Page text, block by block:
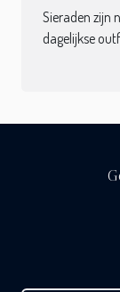
Sieraden zijn
dagelijkse